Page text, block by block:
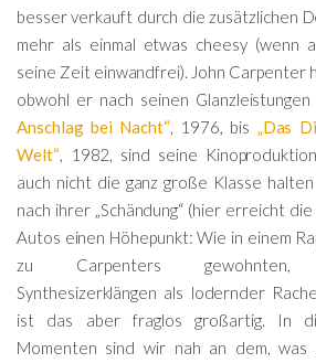
besser verkauft durch die zusätzlichen
mehr als einmal etwas cheesy (wenn
seine Zeit einwandfrei). John Carpenter
obwohl er nach seinen
Anschlag bei Nacht“, 1976, bis
„Das
Welt“, 1982, sind seine
auch nicht die ganz große Klasse
nach ihrer „Schändung“ (hier erreicht
Autos einen Höhepunkt: Wie in einem
zu Carpenters gewohnten,
Synthesizerklängen als lodernder
ist das aber fraglos großartig. In
Momenten sind wir nah an dem, was